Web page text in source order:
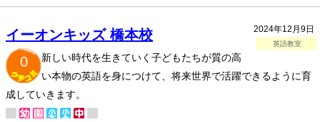
2024年12月9日
英語教室
イーオンキッズ 橋本校
0
新しい時代を生きていく子どもたちが質の高
い本物の英語を身につけて、将来世界で活躍できるように育
成していきます。